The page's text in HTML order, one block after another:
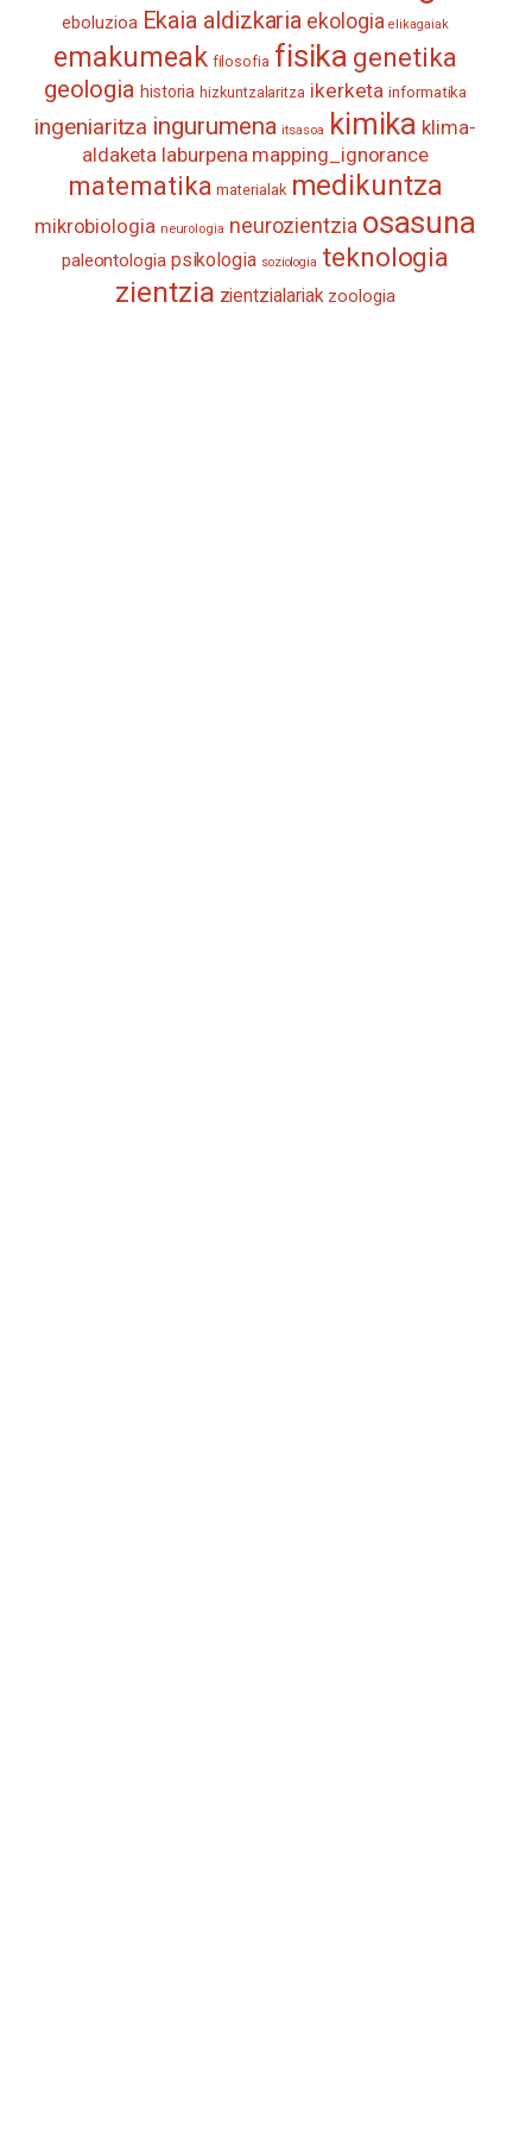
eboluzioa Ekaia aldizkaria ekologia elikagaiak
emakumeak filosofia fisika genetika
geologia historia hizkuntzalaritza ikerketa informatika
ingeniaritza ingurumena itsasoa kimika klima-
aldaketa laburpena mapping_ignorance
matematika materialak medikuntza
mikrobiologia neurologia neurozientzia osasuna
paleontologia psikologia soziologia teknologia
zientzia zientzialariak zoologia